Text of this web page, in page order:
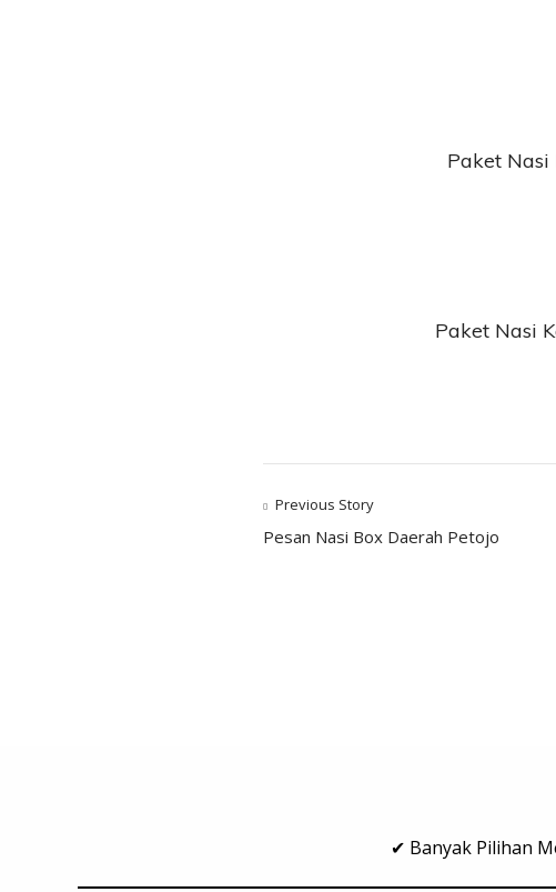
Paket
Paket Nasi
Previous Story
Pesan Nasi Box Daerah Petojo
✔ Banyak Pilihan